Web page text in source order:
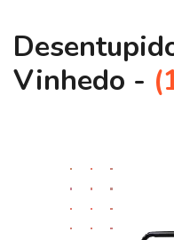
Vinhedo -